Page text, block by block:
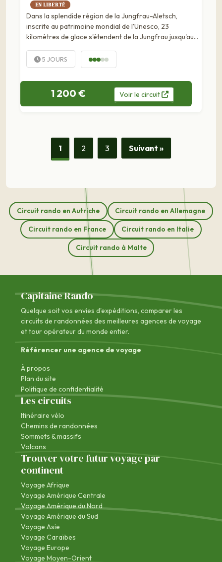
EN LIBERTÉ
Dans la splendide région de la Jungfrau-Aletsch,
inscrite au patrimoine mondial de l'Unesco, 23
kilomètres de glace s'étendent de la Jungfrau jusqu'au
5 JOURS
1 200 € Voirle circuit
1 2 3 Suivant »
Circuit rando en Autriche Circuit rando en Allemagne
Circuit rando en France Circuit rando en Italie
Circuit rando à Malte
Capitaine Rando
Quelque soit vos envies d'expéditions, comparer les
circuits de randonnées des meilleures agences de voyage
et tour opérateur du monde entier.
Référencer une agence de voyage
À propos
Plan du site
Politique de confidentialité
Les circuits
Itinéraire vélo
Chemins de randonnées
Sommets & massifs
Volcans
Trouver votre futur voyage par
continent
Voyage Afrique
Voyage Amérique Centrale
Voyage Amérique du Nord
Voyage Amérique du Sud
Voyage Asie
Voyage Caraïbes
Voyage Europe
Voyage Moyen-Orient